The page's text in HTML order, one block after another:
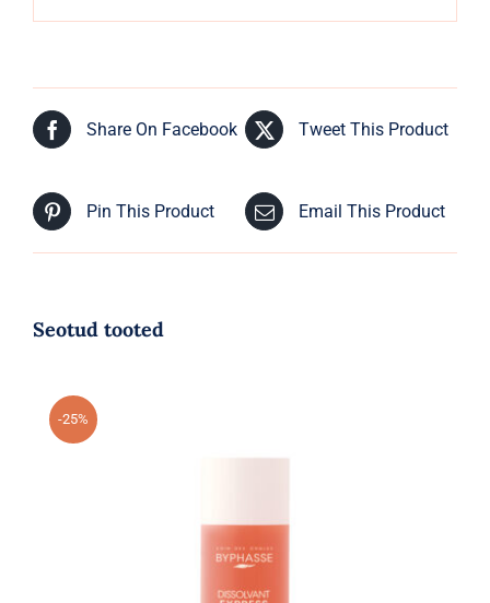
Share On Facebook Tweet This Product
Pin This Product Email This Product
Seotud tooted
-25%